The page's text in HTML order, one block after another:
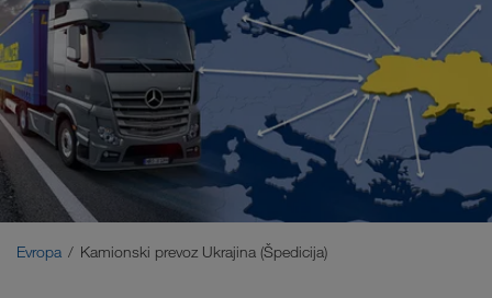
Evropa
Centralna Azija
Rusija
Bliski Istok
Evropa Kamionski prevoz Ukrajina (Špedicija)